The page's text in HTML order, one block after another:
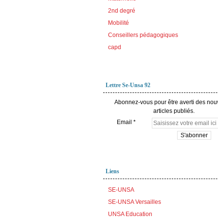
2nd degré
Mobilité
Conseillers pédagogiques
capd
Lettre Se-Unsa 92
Abonnez-vous pour être averti des
articles publiés.
Email
Liens
SE-UNSA
SE-UNSA Versailles
UNSA Education